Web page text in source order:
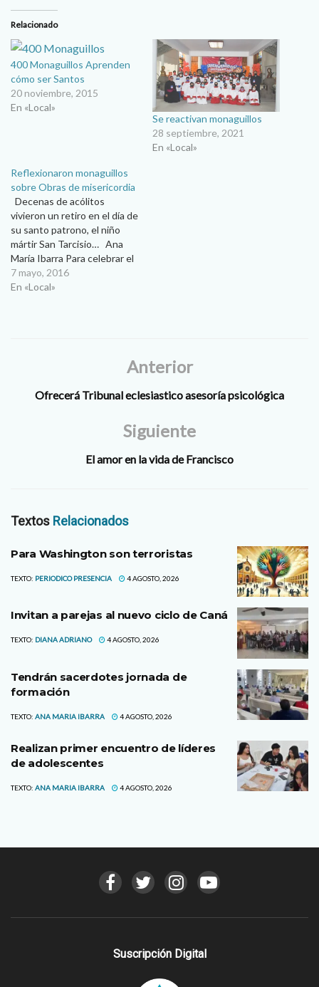
Relacionado
400 Monaguillos Aprenden
cómo ser Santos
20 noviembre, 2015
En «Local»
Se reactivan monaguillos
28 septiembre, 2021
En «Local»
Reflexionaron monaguillos
sobre Obras de misericordia
Decenas de acólitos
vivieron un retiro en el día de
su santo patrono, el niño
mártir San Tarcisio… Ana
María Ibarra Para celebrar el
día de San Tarsicio, niño
mártir, patrono de los
7 mayo, 2016
En «Local»
Anterior
Ofrecerá Tribunal eclesiastico asesoría psicológica
Siguiente
El amor en la vida de Francisco
Textos Relacionados
Para Washington son terroristas
TEXTO: PERIODICO PRESENCIA 4 AGOSTO, 2026
Invitan a parejas al nuevo ciclo de Caná
TEXTO: DIANA ADRIANO 4 AGOSTO, 2026
Tendrán sacerdotes jornada de
formación
TEXTO: ANA MARIA IBARRA 4 AGOSTO, 2026
Realizan primer encuentro de líderes
de adolescentes
TEXTO: ANA MARIA IBARRA 4 AGOSTO, 2026
Suscripción Digital